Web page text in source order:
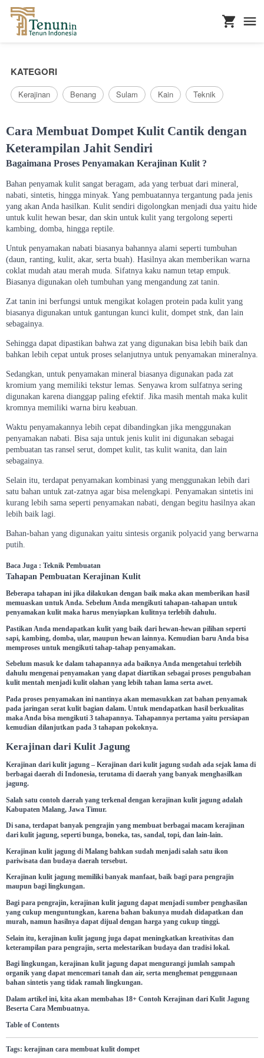
KATEGORI
Kerajinan Benang Sulam Kain Teknik
Cara Membuat Dompet Kulit Cantik dengan
Keterampilan Jahit Sendiri
Bagaimana Proses Penyamakan Kerajinan Kulit ?
Bahan penyamak kulit sangat beragam, ada yang terbuat dari mineral,
nabati, sintetis, hingga minyak. Yang pembuatannya tergantung pada jenis
yang akan Anda hasilkan. Kulit sendiri digolongkan menjadi dua yaitu hide
untuk kulit hewan besar, dan skin untuk kulit yang tergolong seperti
kambing, domba, hingga reptile.
Untuk penyamakan nabati biasanya bahannya alami seperti tumbuhan
(daun, ranting, kulit, akar, serta buah). Hasilnya akan memberikan warna
coklat mudah atau merah muda. Sifatnya kaku namun tetap empuk.
Biasanya digunakan oleh tumbuhan yang mengandung zat tanin.
Zat tanin ini berfungsi untuk mengikat kolagen protein pada kulit yang
biasanya digunakan untuk gantungan kunci kulit, dompet stnk, dan lain
sebagainya.
Sehingga dapat dipastikan bahwa zat yang digunakan bisa lebih baik dan
bahkan lebih cepat untuk proses selanjutnya untuk penyamakan mineralnya.
Sedangkan, untuk penyamakan mineral biasanya digunakan pada zat
kromium yang memiliki tekstur lemas. Senyawa krom sulfatnya sering
digunakan karena dianggap paling efektif. Jika masih mentah maka kulit
kromnya memiliki warna biru keabuan.
Waktu penyamakannya lebih cepat dibandingkan jika menggunakan
penyamakan nabati. Bisa saja untuk jenis kulit ini digunakan sebagai
pembuatan tas ransel serut, dompet kulit, tas kulit wanita, dan lain
sebagainya.
Selain itu, terdapat penyamakan kombinasi yang menggunakan lebih dari
satu bahan untuk zat-zatnya agar bisa melengkapi. Penyamakan sintetis ini
kurang lebih sama seperti penyamakan nabati, dengan begitu hasilnya akan
lebih baik lagi.
Bahan-bahan yang digunakan yaitu sintesis organik polyacid yang berwarna
putih.
Baca Juga : Teknik Pembuatan
Tahapan Pembuatan Kerajinan Kulit
Beberapa tahapan ini jika dilakukan dengan baik maka akan memberikan hasil
memuaskan untuk Anda. Sebelum Anda mengikuti tahapan-tahapan untuk
penyamakan kulit maka harus menyiapkan kulitnya terlebih dahulu.
Pastikan Anda mendapatkan kulit yang baik dari hewan-hewan pilihan seperti
sapi, kambing, domba, ular, maupun hewan lainnya. Kemudian baru Anda bisa
memproses untuk mengikuti tahap-tahap penyamakan.
Sebelum masuk ke dalam tahapannya ada baiknya Anda mengetahui terlebih
dahulu mengenai penyamakan yang dapat diartikan sebagai proses pengubahan
kulit mentah menjadi kulit olahan yang lebih tahan lama serta awet.
Pada proses penyamakan ini nantinya akan memasukkan zat bahan penyamak
pada jaringan serat kulit bagian dalam. Untuk mendapatkan hasil berkualitas
maka Anda bisa mengikuti 3 tahapannya. Tahapannya pertama yaitu persiapan
kemudian dilanjutkan pada 3 tahapan pokoknya.
Kerajinan dari Kulit Jagung
Kerajinan dari kulit jagung – Kerajinan dari kulit jagung sudah ada sejak lama di
berbagai daerah di Indonesia, terutama di daerah yang banyak menghasilkan
jagung.
Salah satu contoh daerah yang terkenal dengan kerajinan kulit jagung adalah
Kabupaten Malang, Jawa Timur.
Di sana, terdapat banyak pengrajin yang membuat berbagai macam kerajinan
dari kulit jagung, seperti bunga, boneka, tas, sandal, topi, dan lain-lain.
Kerajinan kulit jagung di Malang bahkan sudah menjadi salah satu ikon
pariwisata dan budaya daerah tersebut.
Kerajinan kulit jagung memiliki banyak manfaat, baik bagi para pengrajin
maupun bagi lingkungan.
Bagi para pengrajin, kerajinan kulit jagung dapat menjadi sumber penghasilan
yang cukup menguntungkan, karena bahan bakunya mudah didapatkan dan
murah, namun hasilnya dapat dijual dengan harga yang cukup tinggi.
Selain itu, kerajinan kulit jagung juga dapat meningkatkan kreativitas dan
keterampilan para pengrajin, serta melestarikan budaya dan tradisi lokal.
Bagi lingkungan, kerajinan kulit jagung dapat mengurangi jumlah sampah
organik yang dapat mencemari tanah dan air, serta menghemat penggunaan
bahan sintetis yang tidak ramah lingkungan.
Dalam artikel ini, kita akan membahas 18+ Contoh Kerajinan dari Kulit Jagung
Beserta Cara Membuatnya.
Table of Contents
Tags: kerajinan cara membuat kulit dompet